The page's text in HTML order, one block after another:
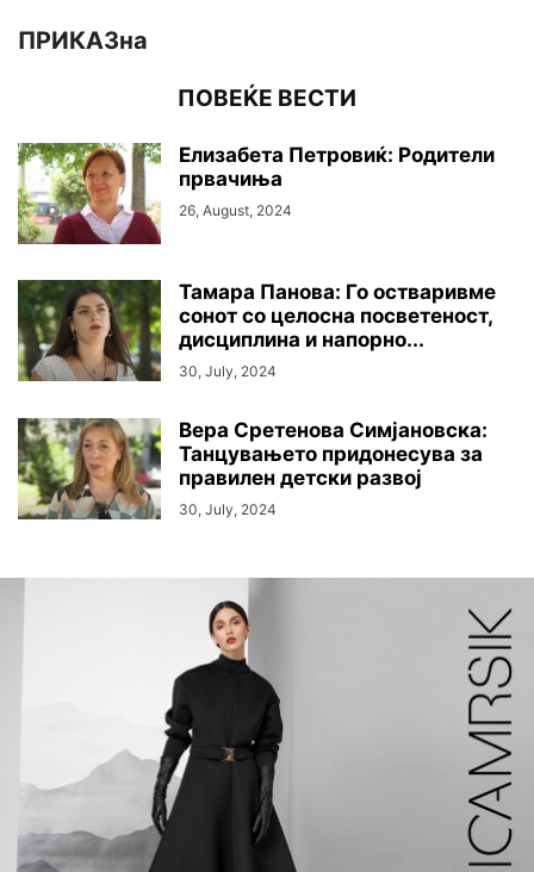
ПРИКАЗна
ПОВЕЌЕ ВЕСТИ
Елизабета Петровиќ: Родители
првачиња
26, August, 2024
Тамара Панова: Го остваривме
сонот со целосна посветеност,
дисциплина и напорно...
30, July, 2024
Вера Сретенова Симјановска:
Танцувањето придонесува за
правилен детски развој
30, July, 2024